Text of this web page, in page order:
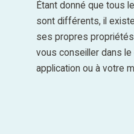
Étant donné que tous
sont différents, il
ses propres
vous conseiller dans
application ou à votre